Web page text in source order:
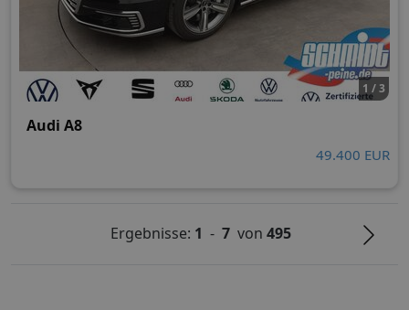
1 / 3
Audi A8
49.400 EUR
Ergebnisse: 1 - 7von 495